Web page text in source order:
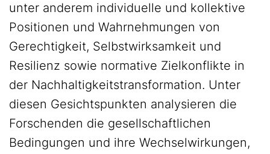
unter anderem individuelle und kollektive
Positionen und Wahrnehmungen von
Gerechtigkeit, Selbstwirksamkeit und
Resilienz sowie normative Zielkonflikte in
der Nachhaltigkeitstransformation. Unter
diesen Gesichtspunkten analysieren die
Forschenden die gesellschaftlichen
Bedingungen und ihre Wechselwirkungen,